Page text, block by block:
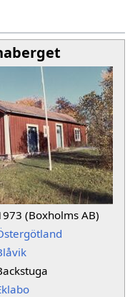
(Boxholms AB)